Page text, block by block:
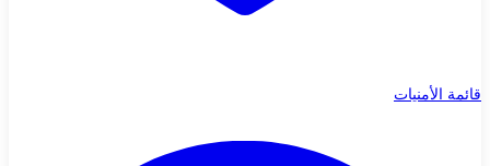
قائمة الأمنيات